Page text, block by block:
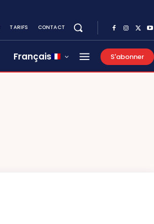
TARIFS CONTACT
Français S'abonner